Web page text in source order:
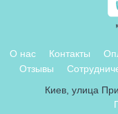
О нас Контакты
Отзывы
Киев, улица